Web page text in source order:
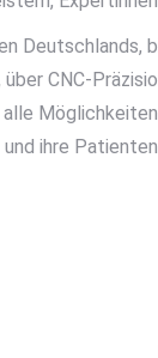
Deutschlands,
über CNC-
ihre